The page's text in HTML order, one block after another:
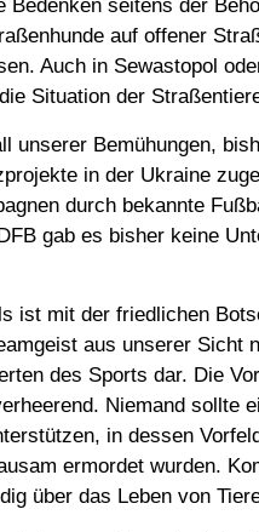
seitens der
auf offener
Auch in Sewastopol
Situation der
unserer Bemühungen,
in der Ukraine
durch bekannte
gab es bisher keine
ist mit der friedlichen
aus unserer Sicht
des Sports dar. Die
Niemand sollte
in dessen
ermordet wurden.
über das Leben von